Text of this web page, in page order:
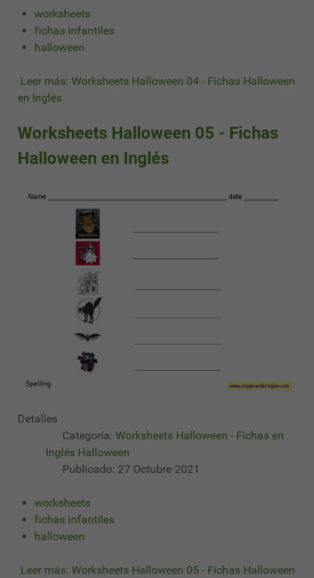
worksheets
fichas infantiles
halloween
Leer más: Worksheets Halloween 04 - Fichas Halloween
en Inglés
Worksheets Halloween 05 - Fichas
Halloween en Inglés
Detalles
Categoría: Worksheets Halloween - Fichas en
Inglés Halloween
Publicado: 27 Octubre 2021
worksheets
fichas infantiles
halloween
Leer más: Worksheets Halloween 05 - Fichas Halloween